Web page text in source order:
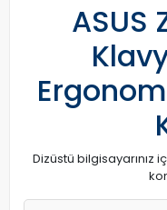
ASUS
Dizüstü bilgisayarınız